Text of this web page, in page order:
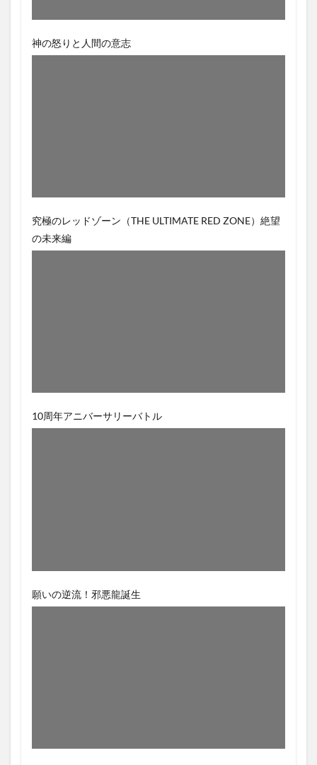
神の怒りと人間の意志
究極のレッドゾーン（THE ULTIMATE RED ZONE）絶望
の未来編
10周年アニバーサリーバトル
願いの逆流！邪悪龍誕生